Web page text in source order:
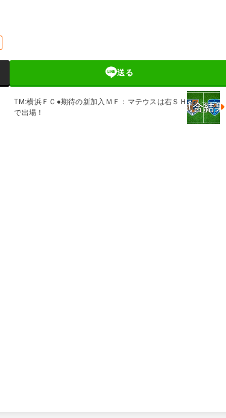
送る
TM:横浜ＦＣ●期待の新加入ＭＦ：マテウスは右ＳＨ
で出場！